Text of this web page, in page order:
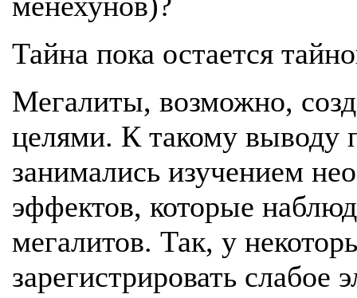
Тайна пока остается
Мегалиты, возможно,
целями. К такому выводу
занимались изучением
эффектов, которые
мегалитов. Так, у
зарегистрировать слабое